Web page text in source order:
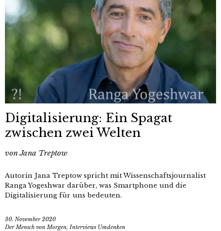
Digitalisierung: Ein Spagat
zwischen zwei Welten
von Jana Treptow
Autorin Jana Treptow spricht mit Wissenschaftsjournalist
Ranga Yogeshwar darüber, was Smartphone und die
Digitalisierung für uns bedeuten.
30. November 2020
Der Mensch von Morgen, Interviews Umdenken